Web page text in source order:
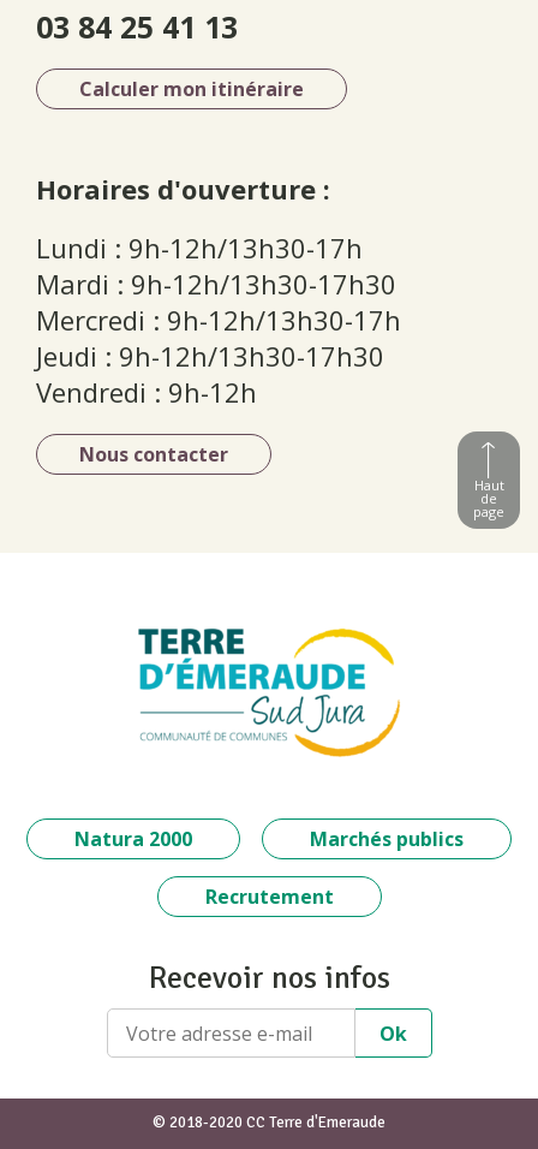
03 84 25 41 13
Calculer mon itinéraire
Horaires d'ouverture :
Lundi : 9h-12h/13h30-17h
Mardi : 9h-12h/13h30-17h30
Mercredi : 9h-12h/13h30-17h
Jeudi : 9h-12h/13h30-17h30
Vendredi : 9h-12h
Nous contacter
Haut
de
page
Natura 2000 Marchés publics
Recrutement
Recevoir nos infos
© 2018-2020 CC Terre d'Emeraude